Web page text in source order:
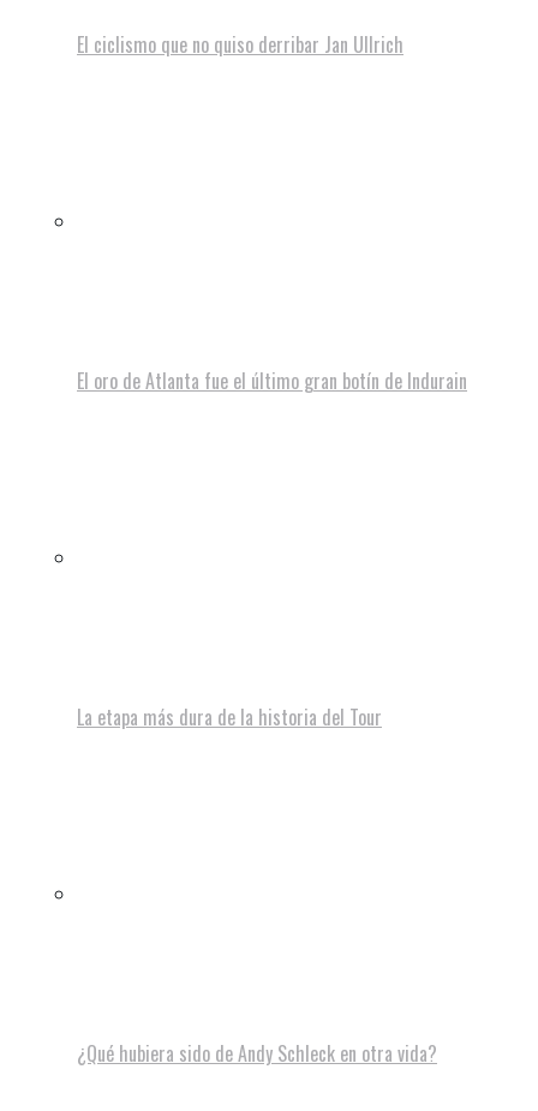
El ciclismo que no quiso derribar Jan Ullrich
El oro de Atlanta fue el último gran botín de Indurain
La etapa más dura de la historia del Tour
¿Qué hubiera sido de Andy Schleck en otra vida?